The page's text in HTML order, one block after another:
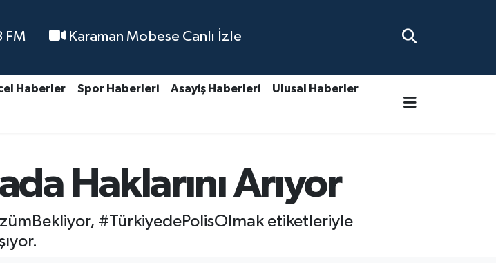
FM Karaman Mobese Canlı İzle
Haberler Spor Haberleri Asayiş Haberleri Ulusal Haberler
Haklarını Arıyor
#TürkiyedePolisOlmak etiketleriyle